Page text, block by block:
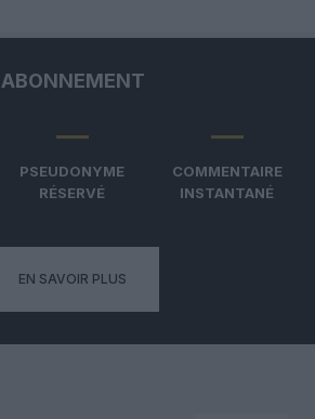
ABONNEMENT
PSEUDONYME
RÉSERVÉ
COMMENTAIRE
INSTANTANÉ
EN SAVOIR PLUS